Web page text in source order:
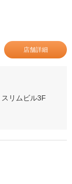
店舗詳細
リムビル3F